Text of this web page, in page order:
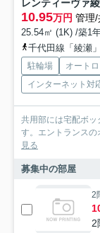
レンティーヴァ
10.95万円 管理/
25.54㎡ (1K) /築1
千代田線「綾瀬
駐輪場 オート
インターネット対
共用部には宅配ボッ
す。エントランス
見る
募集中の部屋
2
2